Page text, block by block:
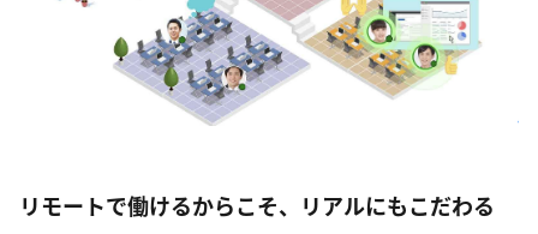
リモートで働けるからこそ、リアルにもこだわる